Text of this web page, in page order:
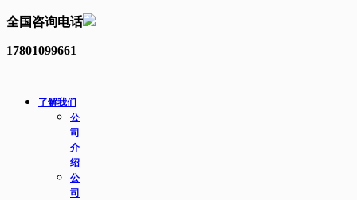
全国咨询电话
17801099661
了解我们
公
司
介
绍
公
司